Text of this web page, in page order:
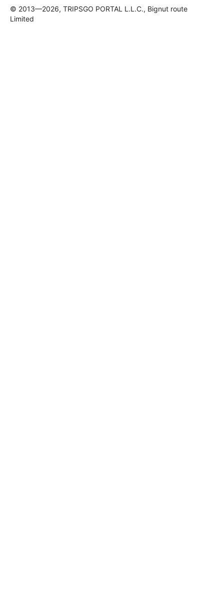
© 2013—2026, TRIPSGO PORTAL L.L.C., Bignut route
Limited